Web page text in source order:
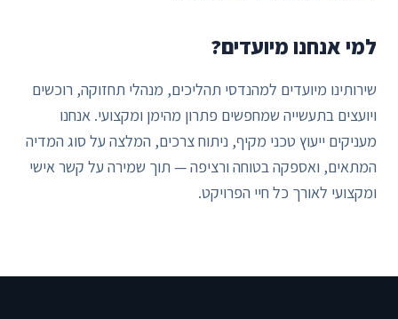
למי אנחנו מיועדים?
שירותינו מיועדים למהנדסי תהליכים, מנהלי תחזוקה, רוכשים
ויועצים בתעשייה שמחפשים פתרון מהימן ומקצועי. אנחנו
מעניקים ייעוץ טכני מקיף, ניתוח צרכים, המלצה על סוג המדיה
המתאים, ואספקה בטוחה ורציפה — תוך שמירה על קשר אישי
ומקצועי לאורך כל חיי הפרויקט.